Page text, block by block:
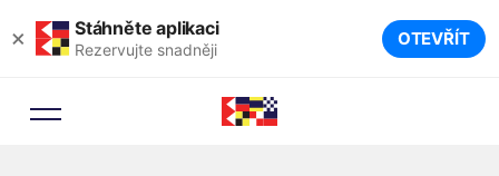
× Stáhněte aplikaci
Rezervujte snadněji OTEVŘÍT